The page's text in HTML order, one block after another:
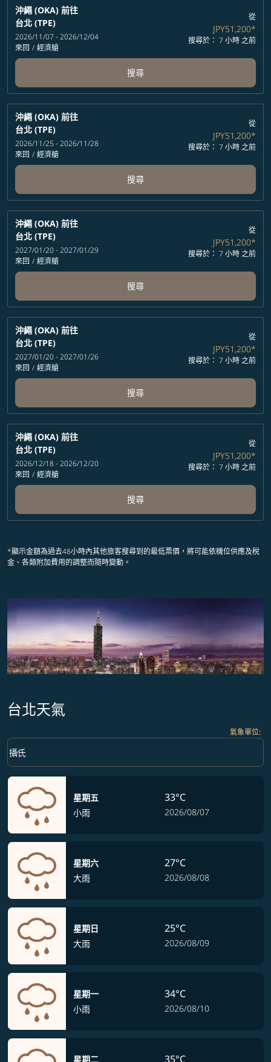
沖繩 (OKA) 前往
台北 (TPE)
2026/11/07 - 2026/12/04
來回 / 經濟艙
從
JPY51,200*
搜尋於： 7 小時 之前
搜尋
沖繩 (OKA) 前往
台北 (TPE)
2026/11/25 - 2026/11/28
來回 / 經濟艙
從
JPY51,200*
搜尋於： 7 小時 之前
搜尋
沖繩 (OKA) 前往
台北 (TPE)
2027/01/20 - 2027/01/29
來回 / 經濟艙
從
JPY51,200*
搜尋於： 7 小時 之前
搜尋
沖繩 (OKA) 前往
台北 (TPE)
2027/01/20 - 2027/01/26
來回 / 經濟艙
從
JPY51,200*
搜尋於： 7 小時 之前
搜尋
沖繩 (OKA) 前往
台北 (TPE)
2026/12/18 - 2026/12/20
來回 / 經濟艙
從
JPY51,200*
搜尋於： 7 小時 之前
搜尋
*顯示金額為過去48小時內其他旅客搜尋到的最低票價，將可能依機位供應及稅
金、各類附加費用的調整而隨時變動。
台北天氣
氣象單位:
Weather unit option 攝氏 Selected
攝氏
keyboard_arrow_down
星期五
小雨
33°C
2026/08/07
星期六
大雨
27°C
2026/08/08
星期日
大雨
25°C
2026/08/09
星期一
小雨
34°C
2026/08/10
星期二 35°C